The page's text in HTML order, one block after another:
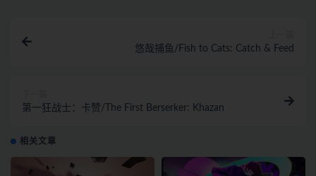
悠哉捕鱼/Fish to Cats: Catch & Feed
第一狂战士：卡赞/The First Berserker: Khazan
相关文章